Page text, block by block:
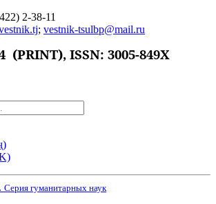
2-38-11
; vestnik-tsulbp@mail.ru
(PRINT),ISSN: 3005-849X
Серия гуманитарных наук